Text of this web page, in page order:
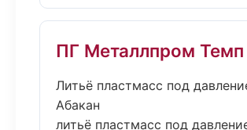
ПГ Металлпром Темп
Литьё пластмасс под
Абакан
литьё пластмасс под